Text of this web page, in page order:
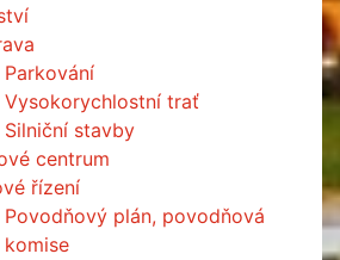
Parkování
Vysokorychlostní trať
Silniční stavby
centrum
řízení
Povodňový plán, povodňová
komise